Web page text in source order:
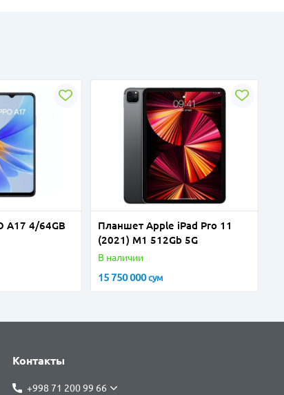
A17 4/64GB
Планшет Apple iPad Pro 11
(2021) M1 512Gb 5G
В наличии
15 750 000сум
Контакты
+998 71 200 99 66